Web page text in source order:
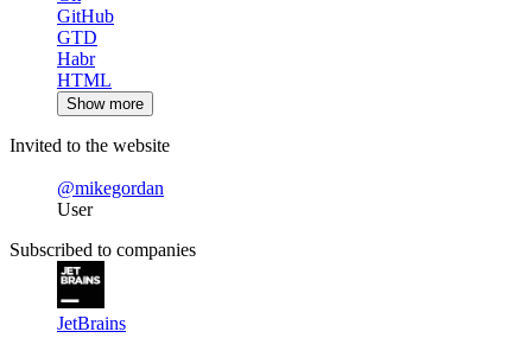
GitHub
GTD
Habr
HTML
Show more
Invited to the website
@mikegordan
User
Subscribed to companies
JetBrains